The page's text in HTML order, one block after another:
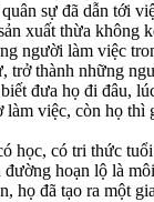
sự đã dẫn tới
xuất thừa không
người làm việc
trở thành những
đưa họ đi đâu,
làm việc, còn họ thì
học, có tri thức
đường hoạn lộ là
họ đã tạo ra một